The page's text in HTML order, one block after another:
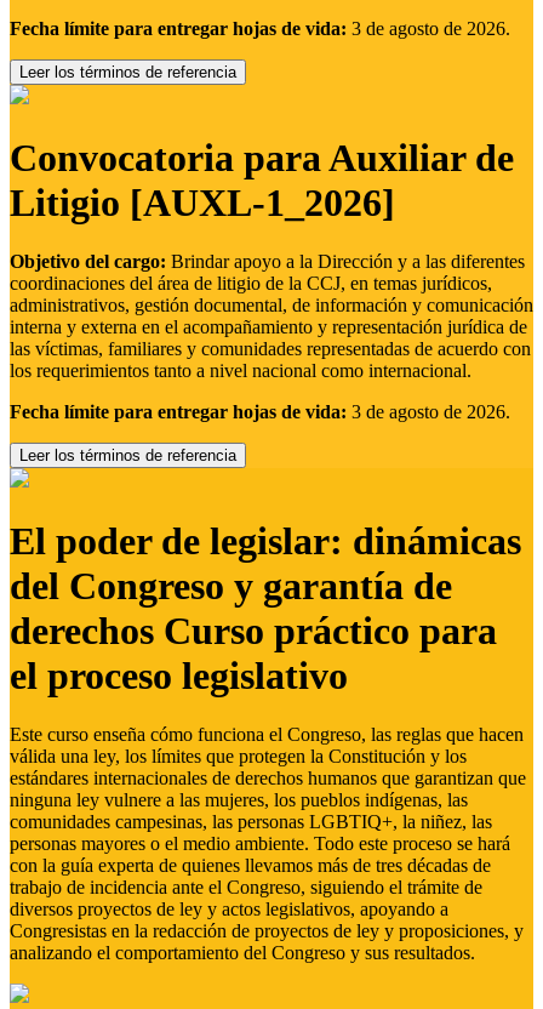
Fecha límite para entregar hojas de vida: 3 de agosto de 2026.
Leer los términos de referencia
Convocatoria para Auxiliar de
Litigio [AUXL-1_2026]
Objetivo del cargo: Brindar apoyo a la Dirección y a las diferentes
coordinaciones del área de litigio de la CCJ, en temas jurídicos,
administrativos, gestión documental, de información y comunicación
interna y externa en el acompañamiento y representación jurídica de
las víctimas, familiares y comunidades representadas de acuerdo con
los requerimientos tanto a nivel nacional como internacional.
Fecha límite para entregar hojas de vida: 3 de agosto de 2026.
Leer los términos de referencia
El poder de legislar: dinámicas
del Congreso y garantía de
derechos Curso práctico para
el proceso legislativo
Este curso enseña cómo funciona el Congreso, las reglas que hacen
válida una ley, los límites que protegen la Constitución y los
estándares internacionales de derechos humanos que garantizan que
ninguna ley vulnere a las mujeres, los pueblos indígenas, las
comunidades campesinas, las personas LGBTIQ+, la niñez, las
personas mayores o el medio ambiente. Todo este proceso se hará
con la guía experta de quienes llevamos más de tres décadas de
trabajo de incidencia ante el Congreso, siguiendo el trámite de
diversos proyectos de ley y actos legislativos, apoyando a
Congresistas en la redacción de proyectos de ley y proposiciones, y
analizando el comportamiento del Congreso y sus resultados.